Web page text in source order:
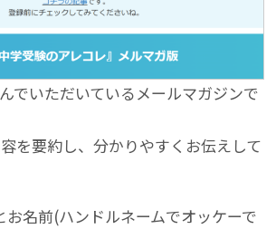
でいただいているメールマガジンで
を要約し、分かりやすくお伝えして
お名前(ハンドルネームでオッケーで